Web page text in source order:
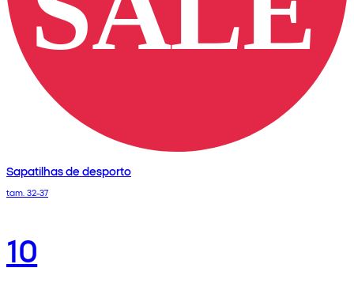
Sapatilhas de desporto
tam. 32-37
10